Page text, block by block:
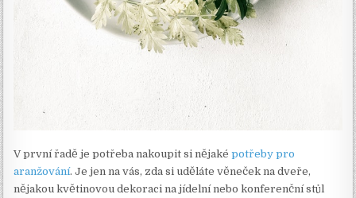
V první řadě je potřeba nakoupit si nějaképotřeby pro
aranžování. Je jen na vás, zda si uděláte věneček na dveře,
nějakou květinovou dekoraci na jídelní nebo konferenční stůl